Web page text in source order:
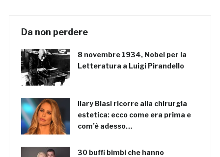
Da non perdere
8 novembre 1934, Nobel per la
Letteratura a Luigi Pirandello
Ilary Blasi ricorre alla chirurgia
estetica: ecco come era prima e
com’è adesso…
30 buffi bimbi che hanno